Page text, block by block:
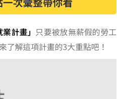
業計畫」 只要被放無薪假的勞工
了解這項計畫的3大重點吧！